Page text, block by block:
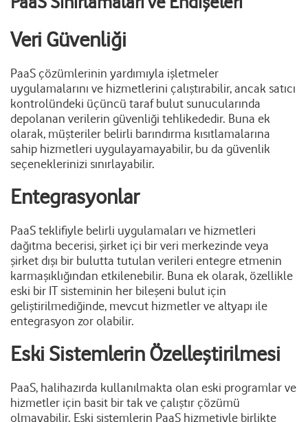
Veri Güvenliği
PaaS çözümlerinin yardımıyla işletmeler
uygulamalarını ve hizmetlerini çalıştırabilir, ancak satıcı
kontrolündeki üçüncü taraf bulut sunucularında
depolanan verilerin güvenliği tehlikededir. Buna ek
olarak, müşteriler belirli barındırma kısıtlamalarına
sahip hizmetleri uygulayamayabilir, bu da güvenlik
seçeneklerinizi sınırlayabilir.
Entegrasyonlar
PaaS teklifiyle belirli uygulamaları ve hizmetleri
dağıtma becerisi, şirket içi bir veri merkezinde veya
şirket dışı bir bulutta tutulan verileri entegre etmenin
karmaşıklığından etkilenebilir. Buna ek olarak, özellikle
eski bir IT sisteminin her bileşeni bulut için
geliştirilmediğinde, mevcut hizmetler ve altyapı ile
entegrasyon zor olabilir.
Eski Sistemlerin Özelleştirilmesi
PaaS, halihazırda kullanılmakta olan eski programlar ve
hizmetler için basit bir tak ve çalıştır çözümü
olmayabilir. Eski sistemlerin PaaS hizmetiyle birlikte